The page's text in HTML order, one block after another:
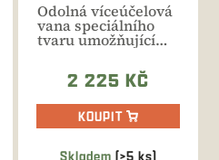
Skladem (>5 ks)
Odolná víceúčelová
vana speciálního
tvaru umožňující
tažení nákladu až
2 225 KČ
KOUPIT